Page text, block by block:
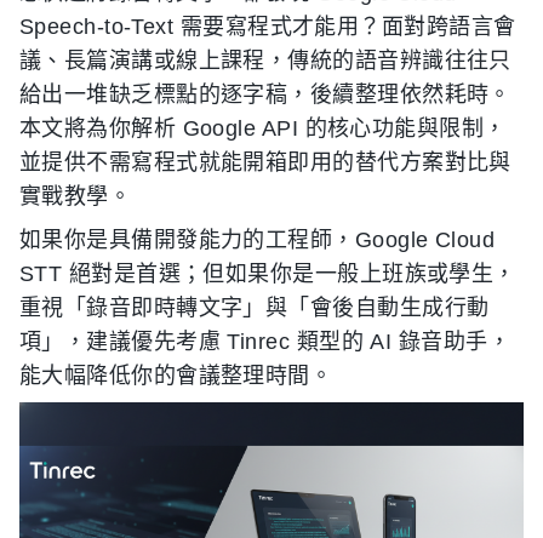
Speech-to-Text 需要寫程式才能用？面對跨語言會
議、長篇演講或線上課程，傳統的語音辨識往往只
給出一堆缺乏標點的逐字稿，後續整理依然耗時。
本文將為你解析 Google API 的核心功能與限制，
並提供不需寫程式就能開箱即用的替代方案對比與
實戰教學。
如果你是具備開發能力的工程師，Google Cloud
STT 絕對是首選；但如果你是一般上班族或學生，
重視「錄音即時轉文字」與「會後自動生成行動
項」，建議優先考慮 Tinrec 類型的 AI 錄音助手，
能大幅降低你的會議整理時間。